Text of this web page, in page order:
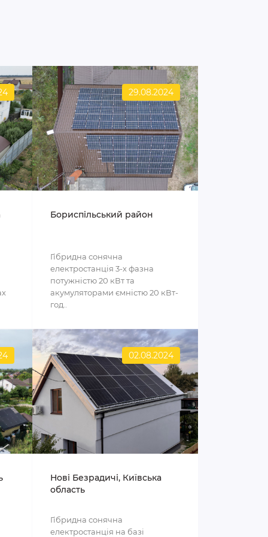
29.08.2024
Бориспільський район
Гібридна сонячна
електростанція 3-х фазна
потужністю 20 кВт та
акумуляторами ємністю 20 кВт-
год..
02.08.2024
Нові Безрадичі, Київська
область
Гібридна сонячна
електростанція на базі